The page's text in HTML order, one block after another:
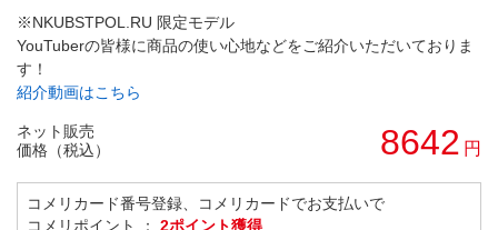
※NKUBSTPOL.RU 限定モデル
YouTuberの皆様に商品の使い心地などをご紹介いただいておりま
す！
紹介動画はこちら
ネット販売
価格（税込）
8642 円
コメリカード番号登録、コメリカードでお支払いで
コメリポイント ： 2ポイント獲得